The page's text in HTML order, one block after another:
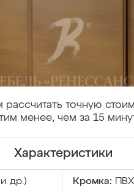
точную
менее, чем за 15
Характеристики
др.) Кромка: